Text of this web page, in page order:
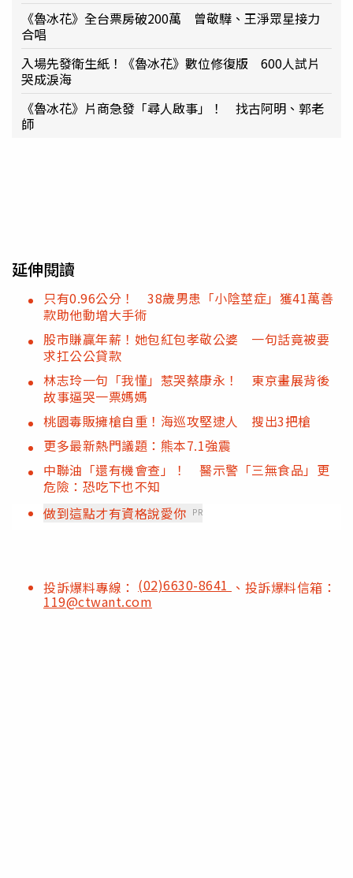
《魯冰花》全台票房破200萬 曾敬驊、王淨眾星接力
合唱
入場先發衛生紙！《魯冰花》數位修復版 600人試片
哭成淚海
《魯冰花》片商急發「尋人啟事」！ 找古阿明、郭老
師
延伸閱讀
只有0.96公分！ 38歲男患「小陰莖症」獲41萬善
款助他動增大手術
股市賺贏年薪！她包紅包孝敬公婆 一句話竟被要
求扛公公貸款
林志玲一句「我懂」惹哭蔡康永！ 東京畫展背後
故事逼哭一票媽媽
桃園毒販擁槍自重！海巡攻堅逮人 搜出3把槍
更多最新熱門議題：熊本7.1強震
中聯油「還有機會查」！ 醫示警「三無食品」更
危險：恐吃下也不知
做到這點才有資格說愛你 PR
投訴爆料專線： (02)6630-8641 、投訴爆料信箱：
119@ctwant.com